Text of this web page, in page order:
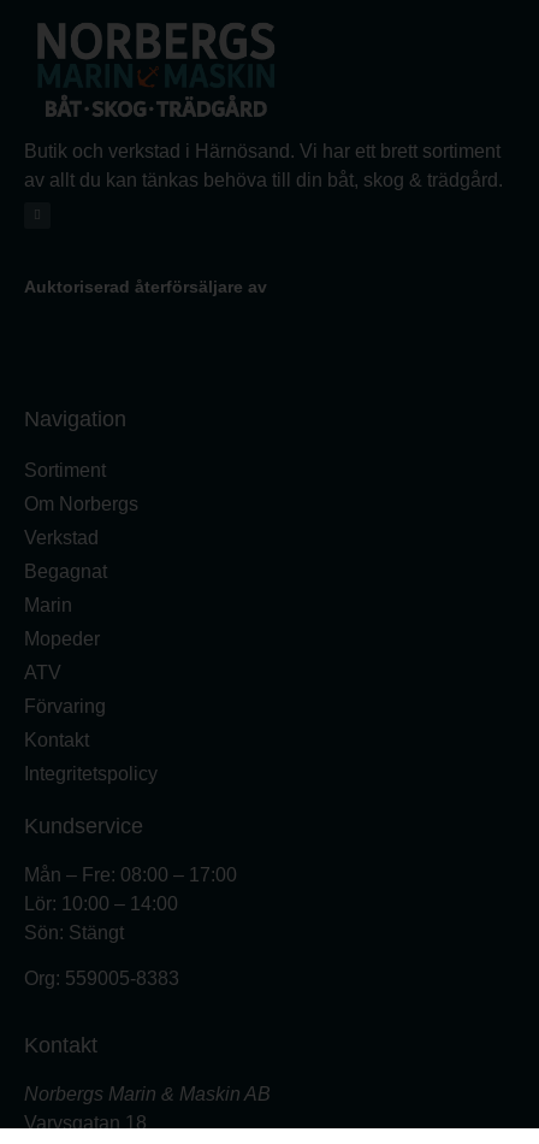
Butik och verkstad i Härnösand. Vi har ett brett sortiment
av allt du kan tänkas behöva till din båt, skog & trädgård.
Auktoriserad återförsäljare av
Navigation
Sortiment
Om Norbergs
Verkstad
Begagnat
Marin
Mopeder
ATV
Förvaring
Kontakt
Integritetspolicy
Kundservice
Mån – Fre: 08:00 – 17:00
Lör: 10:00 – 14:00
Sön: Stängt
Org: 559005-8383
Kontakt
Norbergs Marin & Maskin AB
Varvsgatan 18